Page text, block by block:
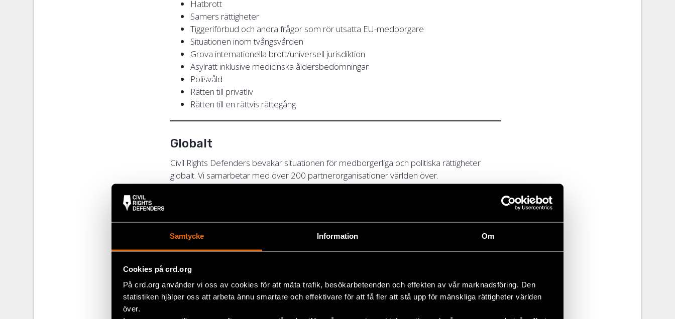
Samtycke Information Om
Cookies på crd.org
På crd.org använder vi oss av cookies för att mäta trafik, besökarbeteenden och effekten av vår marknadsföring. Den
statistiken hjälper oss att arbeta ännu smartare och effektivare för att få fler att stå upp för mänskliga rättigheter världen
över.
Hatbrott
Samers rättigheter
Tiggeriförbud och andra frågor som rör utsatta EU-medborgare
Situationen inom tvångsvården
Grova internationella brott/universell jurisdiktion
Asylrätt inklusive medicinska åldersbedömningar
Polisvåld
Rätten till privatliv
Rätten till en rättvis rättegång
Globalt
Civil Rights Defenders bevakar situationen för medborgerliga och politiska rättigheter
globalt. Vi samarbetar med över 200 partnerorganisationer världen över.
Eurasien
Europa
Latinamerika
Exempel på områden vi bevakar